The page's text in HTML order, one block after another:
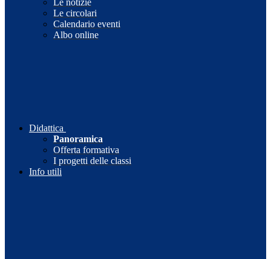
Le notizie
Le circolari
Calendario eventi
Albo online
Didattica
Panoramica
Offerta formativa
I progetti delle classi
Info utili